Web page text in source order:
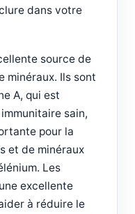
dans votre
source de
minéraux. Ils sont
A, qui est
sain,
pour la
et de minéraux
Les
excellente
à réduire le